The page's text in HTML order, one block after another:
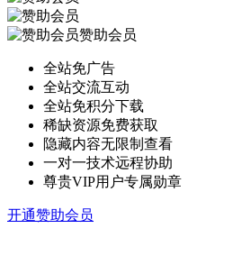
赞助会员
全站免广告
全站交流互动
全站免积分下载
稀缺资源免费获取
隐藏内容无限制查看
一对一技术远程协助
尊贵VIP用户专属勋章
开通赞助会员